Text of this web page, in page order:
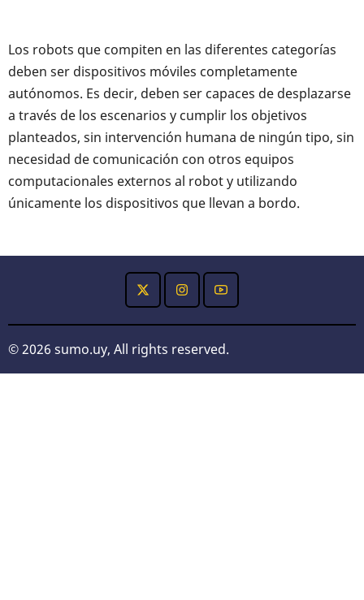
Los robots que compiten en las diferentes categorías
deben ser dispositivos móviles completamente
autónomos. Es decir, deben ser capaces de desplazarse
a través de los escenarios y cumplir los objetivos
planteados, sin intervención humana de ningún tipo, sin
necesidad de comunicación con otros equipos
computacionales externos al robot y utilizando
únicamente los dispositivos que llevan a bordo.
© 2026 sumo.uy, All rights reserved.